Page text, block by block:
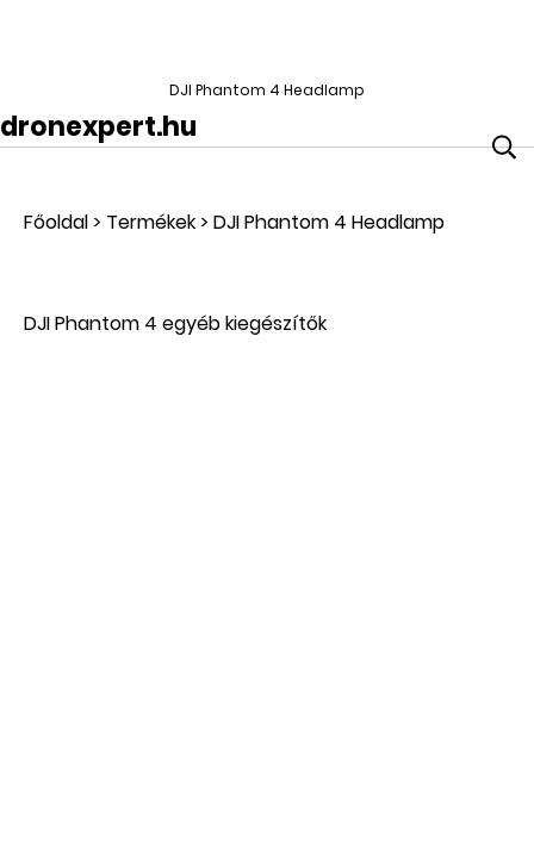
DJI Phantom 4 Headlamp
dronexpert.hu
Főoldal> Termékek> DJI Phantom 4 Headlamp
DJI Phantom 4 egyéb kiegészítők